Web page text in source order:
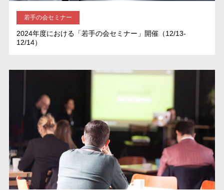
若手の会セミナー
2024年度における「若手の会セミナー」開催（12/13-
12/14）